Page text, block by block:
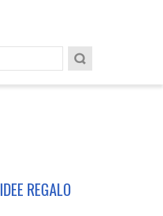
IDEE REGALO